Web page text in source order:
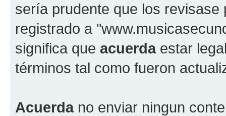
sería prudente que los
registrado a
significa que acuerdaestar
términos tal como fueron
Acuerdano enviar ningun